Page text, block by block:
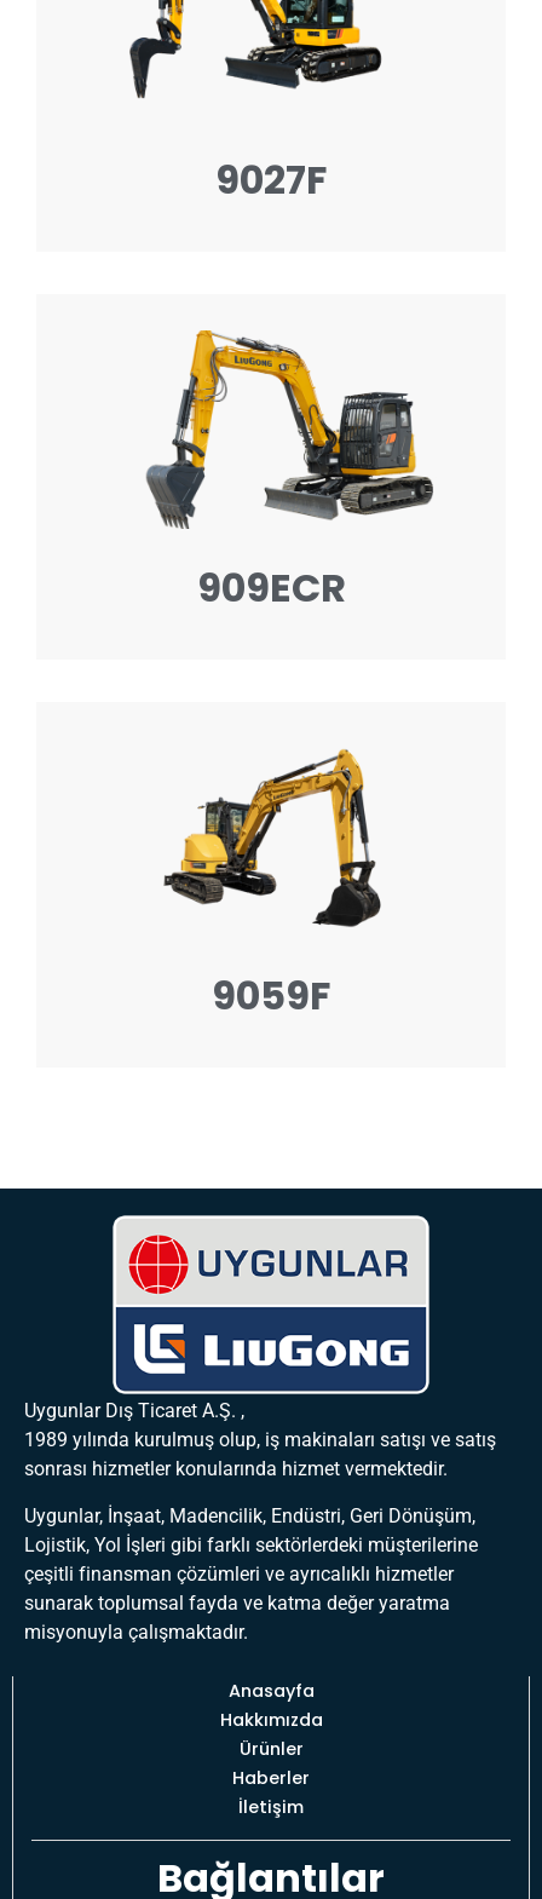
9027F
909ECR
9059F
Uygunlar Dış Ticaret A.Ş. ,
1989 yılında kurulmuş olup, iş makinaları satışı ve satış
sonrası hizmetler konularında hizmet vermektedir.
Uygunlar, İnşaat, Madencilik, Endüstri, Geri Dönüşüm,
Lojistik, Yol İşleri gibi farklı sektörlerdeki müşterilerine
çeşitli finansman çözümleri ve ayrıcalıklı hizmetler
sunarak toplumsal fayda ve katma değer yaratma
misyonuyla çalışmaktadır.
Anasayfa
Hakkımızda
Ürünler
Haberler
İletişim
Bağlantılar